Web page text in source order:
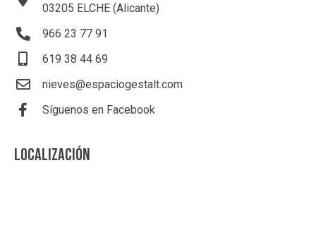
03205 ELCHE (Alicante)
966 23 77 91
619 38 44 69
nieves@espaciogestalt.com
Síguenos en Facebook
LOCALIZACIÓN